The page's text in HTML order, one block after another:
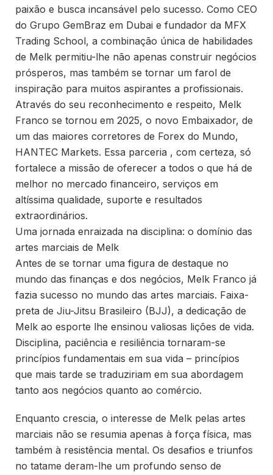
paixão e busca incansável pelo sucesso. Como CEO
do Grupo GemBraz em Dubai e fundador da MFX
Trading School, a combinação única de habilidades
de Melk permitiu-lhe não apenas construir negócios
prósperos, mas também se tornar um farol de
inspiração para muitos aspirantes a profissionais.
Através do seu reconhecimento e respeito, Melk
Franco se tornou em 2025, o novo Embaixador, de
um das maiores corretores de Forex do Mundo,
HANTEC Markets. Essa parceria , com certeza, só
fortalece a missão de oferecer a todos o que há de
melhor no mercado financeiro, serviços em
altíssima qualidade, suporte e resultados
extraordinários.
Uma jornada enraizada na disciplina: o domínio das
artes marciais de Melk
Antes de se tornar uma figura de destaque no
mundo das finanças e dos negócios, Melk Franco já
fazia sucesso no mundo das artes marciais. Faixa-
preta de Jiu-Jitsu Brasileiro (BJJ), a dedicação de
Melk ao esporte lhe ensinou valiosas lições de vida.
Disciplina, paciência e resiliência tornaram-se
princípios fundamentais em sua vida – princípios
que mais tarde se traduziriam em sua abordagem
tanto aos negócios quanto ao comércio.
Enquanto crescia, o interesse de Melk pelas artes
marciais não se resumia apenas à força física, mas
também à resistência mental. Os desafios e triunfos
no tatame deram-lhe um profundo senso de